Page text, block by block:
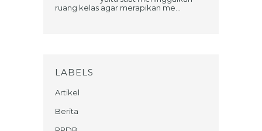
ruang kelas agar merapikan me...
LABELS
Artikel
Berita